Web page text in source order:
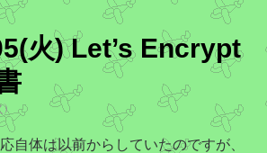
火) Let’s Encrypt
)
自体は以前からしていたのですが、